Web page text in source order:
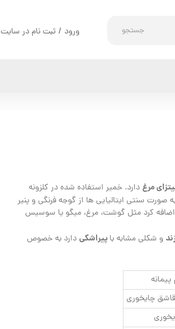
جستجو ورود / ثبت نام در سایت
مرغدارد. خمیر استفاده شده در کلزونه
سنتی ایتالیایی ها از گوجه فرنگی و پنیر
اضافه کرد مثل گوشت، مرغ، میگو یا سوسیس
و شکلی مشابه باپیراشکیدارد به خصوص
چایخوری